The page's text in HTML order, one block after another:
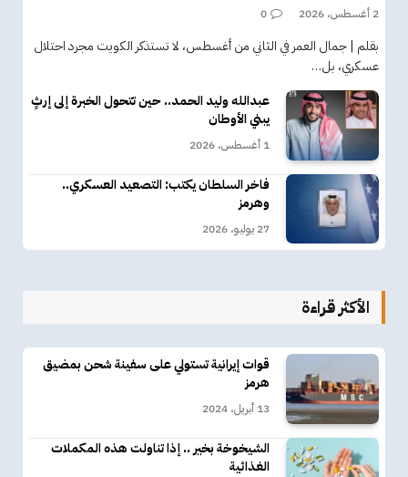
2 أغسطس، 2026 0
بقلم | جمال العمر في الثاني من أغسطس، لا تستذكر الكويت مجرد احتلال
عسكري، بل…
عبدالله وليد الحمد.. حين تتحول الخبرة إلى إرثٍ
يبني الأوطان
1 أغسطس، 2026
فاخر السلطان يكتب: التصعيد العسكري..
وهرمز
27 يوليو، 2026
الأكثر قراءة
قوات إيرانية تستولي على سفينة شحن بمضيق
هرمز
13 أبريل، 2024
الشيخوخة بخير .. إذا تناولت هذه المكملات
الغذائية